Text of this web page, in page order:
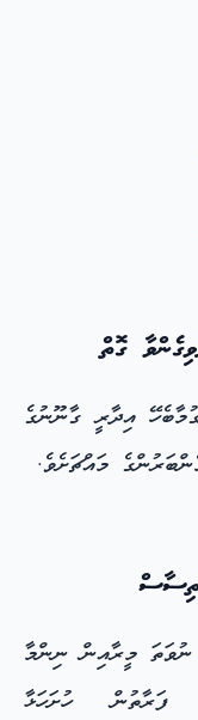
އިދާރީ ގާނޫނުގެ
މައްޗަށެވެ.
މީރާއިން ނިންމާ
ހުށަހަޅާ